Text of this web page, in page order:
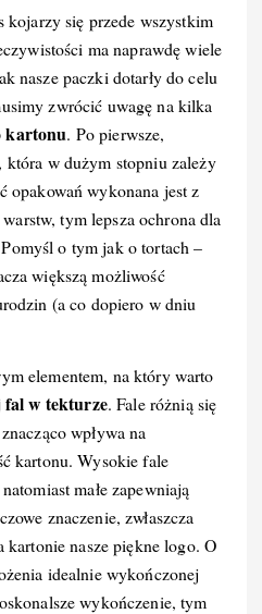
d
di
t
k
e
d
I
n
p
y
Li
n
k
kojarzy się przede wszystkim
ma naprawdę wiele
nasze paczki dotarły do celu
zwrócić uwagę na kilka
kartonu. Po pierwsze,
która w dużym stopniu zależy
opakowań wykonana jest z
tym lepsza ochrona dla
o tym jak o tortach –
większą możliwość
(a co dopiero w dniu
elementem, na który warto
fal w tekturze. Fale różnią się
wpływa na
kartonu. Wysokie fale
małe zapewniają
znaczenie, zwłaszcza
nasze piękne logo. O
idealnie wykończonej
wykończenie, tym